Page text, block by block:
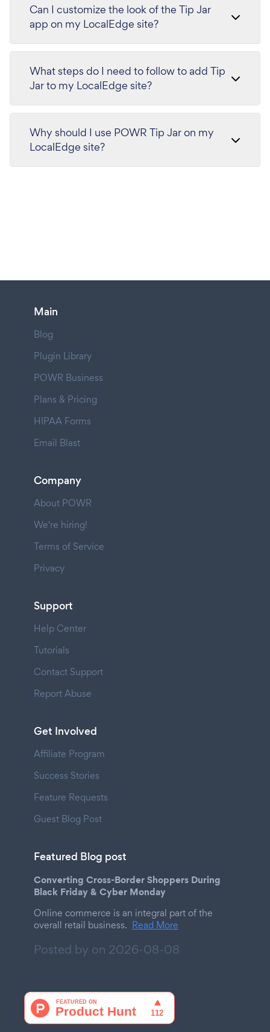
Can I customize the look of the Tip Jar
app on my LocalEdge site?
What steps do I need to follow to add Tip
Jar to my LocalEdge site?
Why should I use POWR Tip Jar on my
LocalEdge site?
Main
Blog
Plugin Library
POWR Business
Plans & Pricing
HIPAA Forms
Email Blast
Company
About POWR
We're hiring!
Terms of Service
Privacy
Support
Help Center
Tutorials
Contact Support
Report Abuse
Get Involved
Affiliate Program
Success Stories
Feature Requests
Guest Blog Post
Featured Blog post
Converting Cross-Border Shoppers During
Black Friday & Cyber Monday
Online commerce is an integral part of the
overall retail business. Read More
Posted by on 2026-08-08